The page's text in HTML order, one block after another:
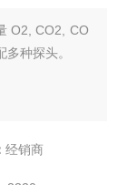
O2, CO2, CO
种探头。
经销商